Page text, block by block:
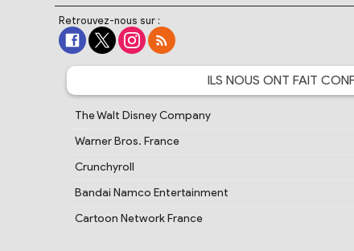
Retrouvez-nous sur :
ILS NOUS ONT FAIT
The Walt Disney Company
Warner Bros. France
Crunchyroll
Bandai Namco Entertainment
Cartoon Network France